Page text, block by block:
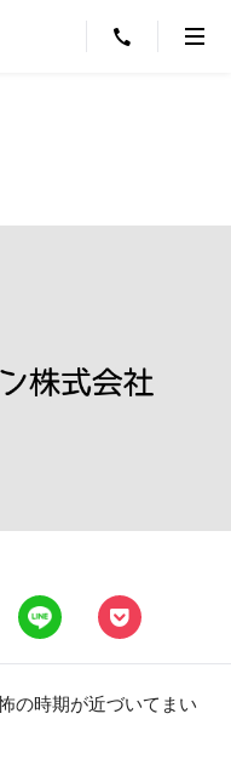
の時期が近づいてまい